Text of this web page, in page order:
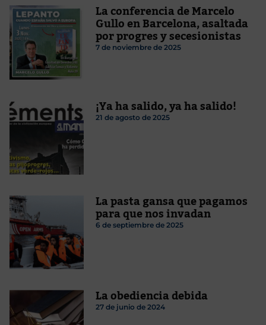
La conferencia de Marcelo
Gullo en Barcelona, asaltada
por progres y secesionistas
7 de noviembre de 2025
¡Ya ha salido, ya ha salido!
21 de agosto de 2025
La pasta gansa que pagamos
para que nos invadan
6 de septiembre de 2025
La obediencia debida
27 de junio de 2024